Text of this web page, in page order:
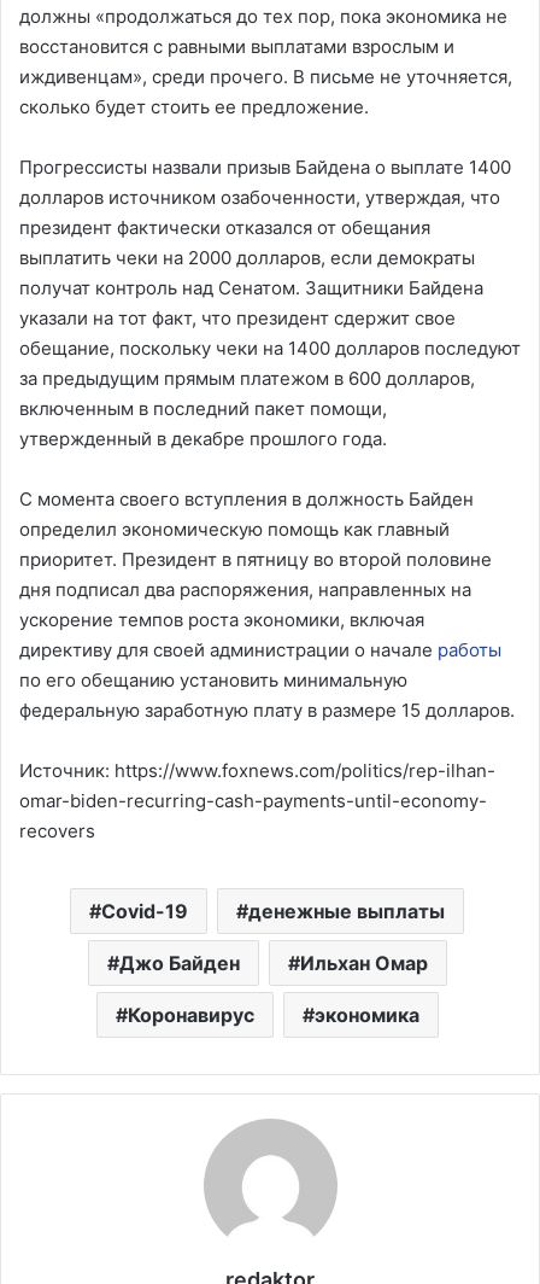
должны «продолжаться до тех пор, пока экономика не
восстановится с равными выплатами взрослым и
иждивенцам», среди прочего. В письме не уточняется,
сколько будет стоить ее предложение.
Прогрессисты назвали призыв Байдена о выплате 1400
долларов источником озабоченности, утверждая, что
президент фактически отказался от обещания
выплатить чеки на 2000 долларов, если демократы
получат контроль над Сенатом. Защитники Байдена
указали на тот факт, что президент сдержит свое
обещание, поскольку чеки на 1400 долларов последуют
за предыдущим прямым платежом в 600 долларов,
включенным в последний пакет помощи,
утвержденный в декабре прошлого года.
С момента своего вступления в должность Байден
определил экономическую помощь как главный
приоритет. Президент в пятницу во второй половине
дня подписал два распоряжения, направленных на
ускорение темпов роста экономики, включая
директиву для своей администрации о начале работы
по его обещанию установить минимальную
федеральную заработную плату в размере 15 долларов.
Источник: https://www.foxnews.com/politics/rep-ilhan-
omar-biden-recurring-cash-payments-until-economy-
recovers
Covid-19 денежные выплаты
Джо Байден Ильхан Омар
Коронавирус экономика